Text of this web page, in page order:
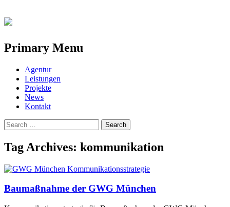
Primary Menu
Skip
content
Agentur
Leistungen
Projekte
News
Kontakt
Search
for:
Tag Archives: kommunikation
Baumaßnahme der GWG München